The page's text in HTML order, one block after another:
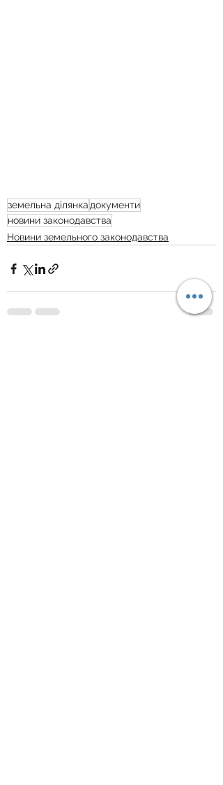
земельна ділянка документи
новини законодавства
Новини земельного законодавства